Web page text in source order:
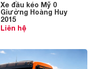
Xe đầu kéo Mỹ 0
Giường Hoàng Huy
2015
Liên hệ